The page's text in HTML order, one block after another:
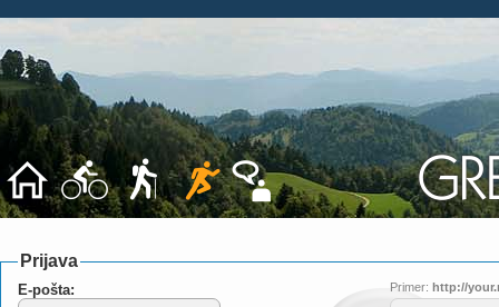
Prijava
E-pošta: Primer: http://